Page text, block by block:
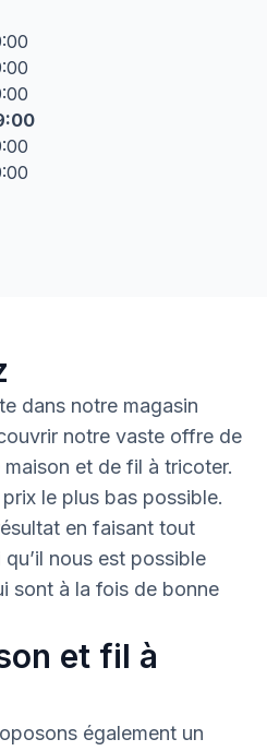
dans notre magasin
notre vaste offre de
et de fil à tricoter.
le plus bas possible.
en faisant tout
qu’il nous est possible
sont à la fois de bonne
et fil à
également un